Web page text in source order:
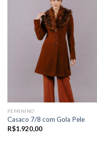
FEMININO
Casaco 7/8 com Gola Pele
R$1.920,00